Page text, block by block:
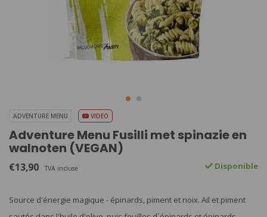
ADVENTURE MENU VIDEO
Adventure Menu Fusilli met spinazie en
walnoten (VEGAN)
€13,90 TVA incluse Disponible
Source d'énergie magique - épinards, piment et noix. Ail et piment